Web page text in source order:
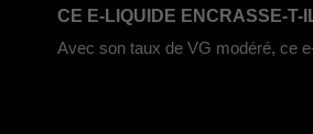
CE E-LIQUIDE ENCRASSE-T-
Avec son taux de VG modéré, ce